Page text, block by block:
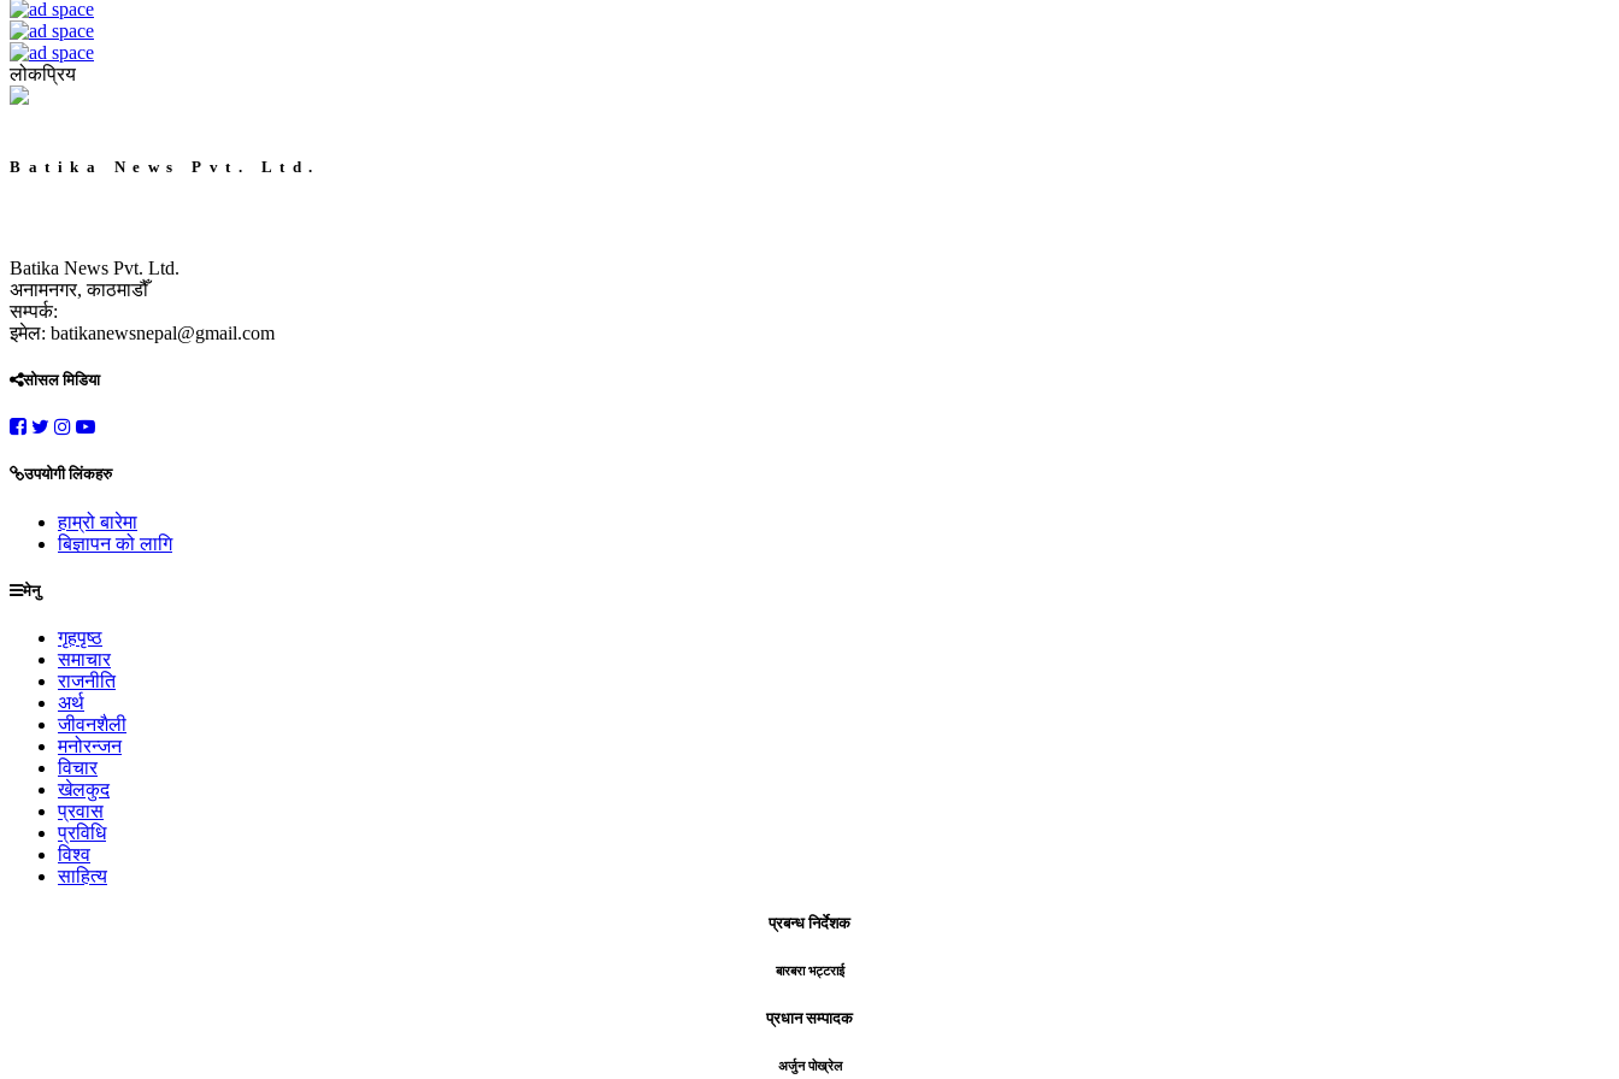
लोकप्रिय
Batika News Pvt. Ltd.
Batika News Pvt. Ltd.
अनामनगर, काठमाडौँ
सम्पर्क:
इमेल: batikanewsnepal@gmail.com
सोसल मिडिया
उपयोगी लिंकहरु
हाम्रो बारेमा
बिज्ञापन को लागि
मेनु
गृहपृष्ठ
समाचार
राजनीति
अर्थ
जीवनशैली
मनोरन्जन
विचार
खेलकुद
प्रवास
प्रविधि
विश्व
साहित्य
प्रबन्ध निर्देशक
बारबरा भट्टराई
प्रधान सम्पादक
अर्जुन पोख्रेल